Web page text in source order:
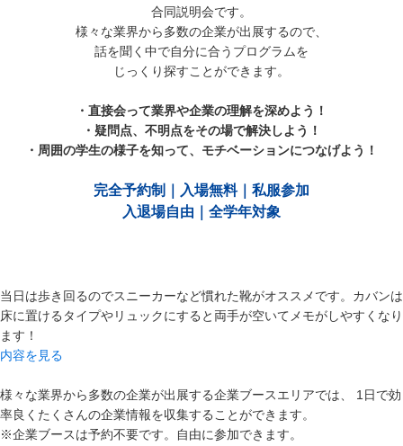
合同説明会です。
様々な業界から多数の企業が出展するので、
話を聞く中で自分に合うプログラムを
じっくり探すことができます。
・直接会って業界や企業の理解を深めよう！
・疑問点、不明点をその場で解決しよう！
・周囲の学生の様子を知って、モチベーションにつなげよう！
完全予約制｜入場無料｜私服参加
入退場自由｜全学年対象
当日は歩き回るのでスニーカーなど慣れた靴がオススメです。カバンは
床に置けるタイプやリュックにすると両手が空いてメモがしやすくなり
ます！
内容を見る
様々な業界から多数の企業が出展する企業ブースエリアでは、 1日で効
率良くたくさんの企業情報を収集することができます。
※企業ブースは予約不要です。自由に参加できます。